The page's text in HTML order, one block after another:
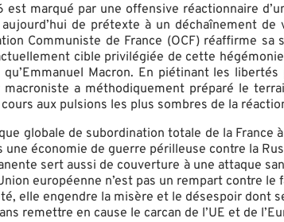
marqué par une offensive réactionnaire
de prétexte à un déchaînement
Communiste de France (OCF) réaffirme
cible privilégiée de cette
Macron. En piétinant les
a méthodiquement préparé le
aux pulsions les plus sombres de la
globale de subordination totale de la
économie de guerre périlleuse contre la
sert aussi de couverture à une attaque
européenne n’est pas un rempart
elle engendre la misère et le désespoir
remettre en cause le carcan de l’UE et de